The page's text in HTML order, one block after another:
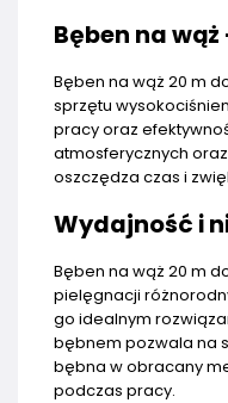
Bęben na
Bęben na wąż 20 m
sprzętu
pracy oraz
atmosferycznych
oszczędza czas i
Wydajność i
Bęben na wąż 20 m
pielęgnacji
go idealnym
bębnem pozwala na
bębna w obracany
podczas pracy.